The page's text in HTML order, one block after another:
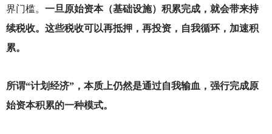
界门槛。 一旦原始资本（基础设施）积累完成，就会带来持
续税收。这些税收可以再抵押，再投资，自我循环，加速积
累。
所谓“计划经济”，本质上仍然是通过自我输血，强行完成原
始资本积累的一种模式。